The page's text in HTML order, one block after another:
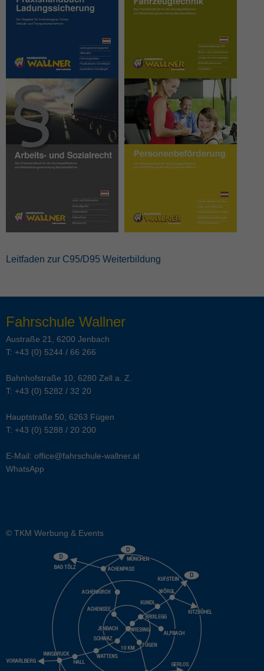
Leitfaden zur C95/D95 Weiterbildung
Fahrschule Wallner
Austraße 21, 6200 Jenbach
T: +43 (0) 5244 / 66 266
Bahnhofstraße 10, 6280 Zell a. Z.
T: +43 (0) 5282 / 32 20
Hauptstraße 50, 6263 Fügen
T: +43 (0) 5288 / 20 200
E-Mail: office@fahrschule-wallner.at
WhatsApp
© TKM Werbung & Events